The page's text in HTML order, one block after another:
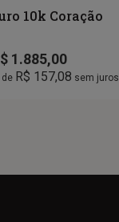
10k Coração
1.885,00
de R$ 157,08 sem juros